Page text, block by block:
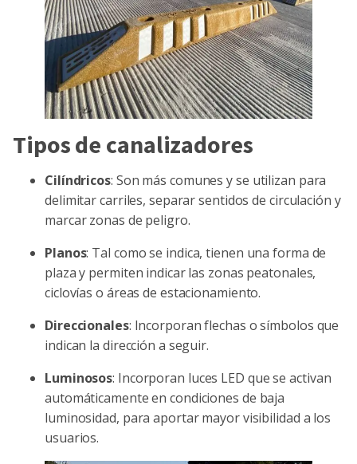
Tipos de canalizadores
Cilíndricos: Son más comunes y se utilizan para
delimitar carriles, separar sentidos de circulación y
marcar zonas de peligro.
Planos: Tal como se indica, tienen una forma de
plaza y permiten indicar las zonas peatonales,
ciclovías o áreas de estacionamiento.
Direccionales: Incorporan flechas o símbolos que
indican la dirección a seguir.
Luminosos: Incorporan luces LED que se activan
automáticamente en condiciones de baja
luminosidad, para aportar mayor visibilidad a los
usuarios.